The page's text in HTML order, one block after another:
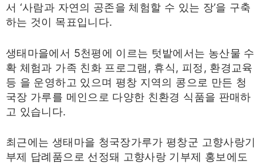
서 ‘사람과 자연의 공존을 체험할 수 있는 장’을 구축
하는 것이 목표입니다.
생태마을에서 5천평에 이르는 텃밭에서는 농산물 수
확 체험과 가족 친화 프로그램, 휴식, 피정, 환경교육
등 을 운영하고 있으며 평창 지역의 콩으로 만든 청
국장 가루를 메인으로 다양한 친환경 식품을 판매하
고 있습니다.
최근에는 생태마을 청국장가루가 평창군 고향사랑기
부제 답례품으로 선정돼 고향사랑 기부제 홍보에도